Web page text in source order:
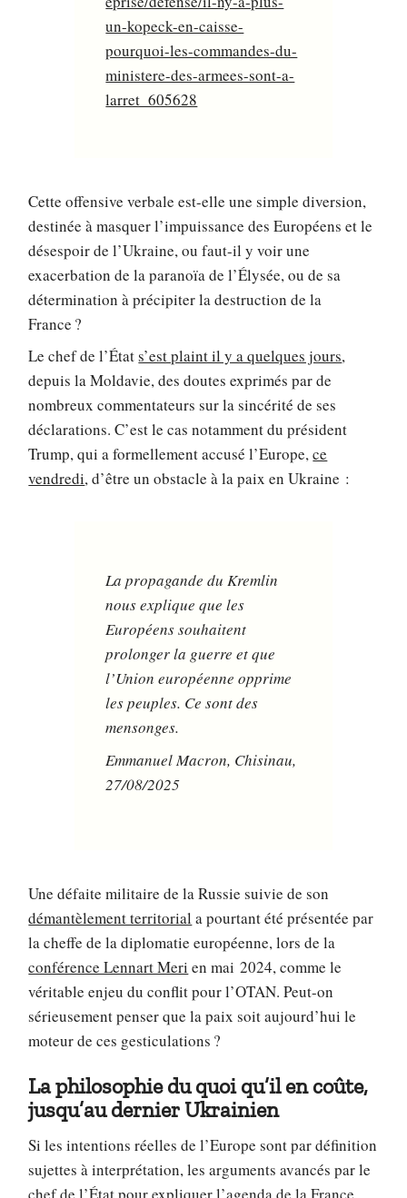
un-kopeck-en-caisse-
pourquoi-les-commandes-du-
ministere-des-armees-sont-a-
larret_605628
Cette offensive verbale est-elle une simple diversion,
destinée à masquer l’impuissance des Européens et le
désespoir de l’Ukraine, ou faut-il y voir une
exacerbation de la paranoïa de l’Élysée, ou de sa
détermination à précipiter la destruction de la
France ?
Le chef de l’États’est plaint il y a quelques jours,
depuis la Moldavie, des doutes exprimés par de
nombreux commentateurs sur la sincérité de ses
déclarations. C’est le cas notamment du président
Trump, qui a formellement accusé l’Europe,ce
vendredi, d’être un obstacle à la paix en Ukraine :
La propagande du Kremlin
nous explique que les
Européens souhaitent
prolonger la guerre et que
l’Union européenne opprime
les peuples. Ce sont des
mensonges.
Emmanuel Macron, Chisinau,
27/08/2025
Une défaite militaire de la Russie suivie de son
démantèlement territorial a pourtant été présentée par
la cheffe de la diplomatie européenne, lors de la
conférence Lennart Meri en mai 2024, comme le
véritable enjeu du conflit pour l’OTAN. Peut-on
sérieusement penser que la paix soit aujourd’hui le
moteur de ces gesticulations ?
La philosophie du quoi qu’il en coûte,
jusqu’au dernier Ukrainien
Si les intentions réelles de l’Europe sont par définition
sujettes à interprétation, les arguments avancés par le